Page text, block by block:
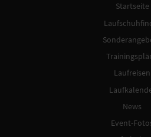
Startseite
Laufreisen
News
Event-